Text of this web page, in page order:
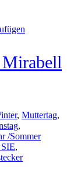
, Muttertag,
,
/Sommer
,